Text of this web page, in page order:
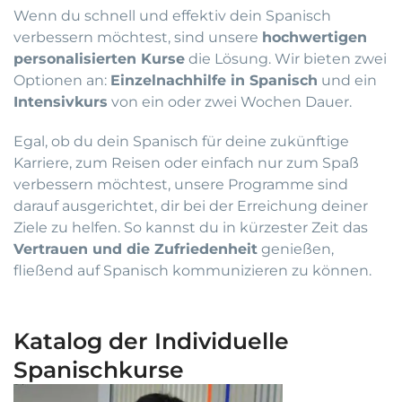
Wenn du schnell und effektiv dein Spanisch
verbessern möchtest, sind unsere hochwertigen
personalisierten Kurse die Lösung. Wir bieten zwei
Optionen an: Einzelnachhilfe in Spanisch und ein
Intensivkurs von ein oder zwei Wochen Dauer.
Egal, ob du dein Spanisch für deine zukünftige
Karriere, zum Reisen oder einfach nur zum Spaß
verbessern möchtest, unsere Programme sind
darauf ausgerichtet, dir bei der Erreichung deiner
Ziele zu helfen. So kannst du in kürzester Zeit das
Vertrauen und die Zufriedenheit genießen,
fließend auf Spanisch kommunizieren zu können.
Katalog der Individuelle
Spanischkurse
Preisspanne: